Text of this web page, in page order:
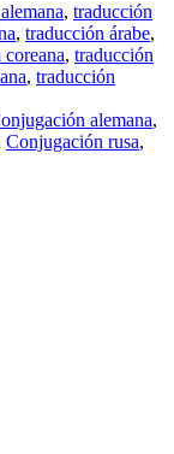
, traducción
, traducción árabe,
, traducción
, traducción
alemana,
Conjugación rusa,